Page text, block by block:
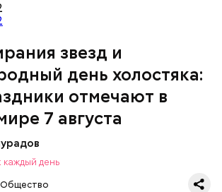
звезд и
день холостяка:
отмечают в
7 августа
каждый день
Общество
день холостяка